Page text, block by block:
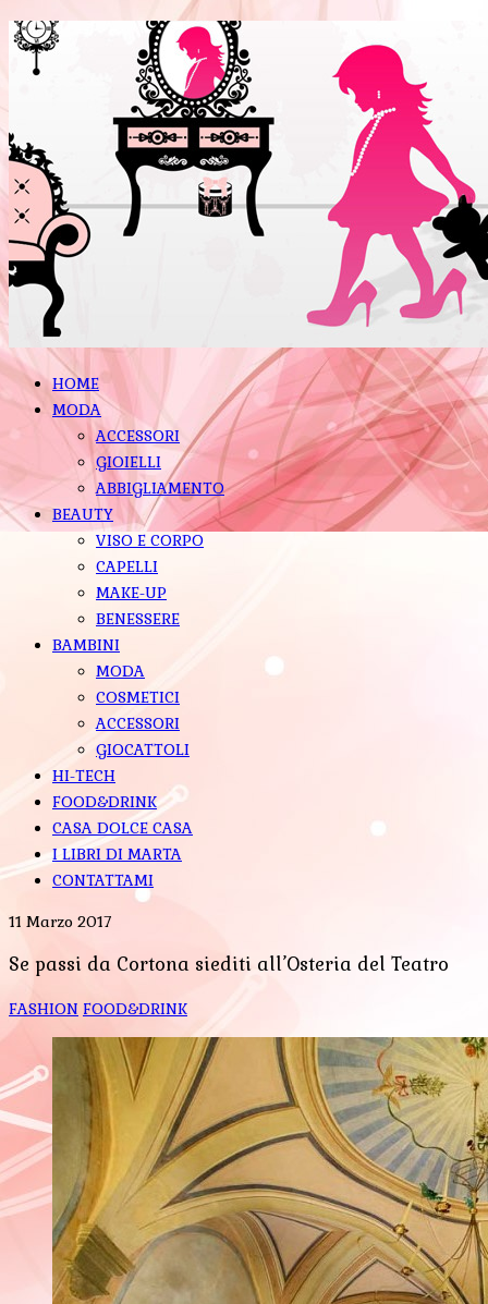
HOME
MODA
ACCESSORI
GIOIELLI
ABBIGLIAMENTO
BEAUTY
VISO E CORPO
CAPELLI
MAKE-UP
BENESSERE
BAMBINI
MODA
COSMETICI
ACCESSORI
GIOCATTOLI
HI-TECH
FOOD&DRINK
CASA DOLCE CASA
I LIBRI DI MARTA
CONTATTAMI
11 Marzo 2017
Se passi da Cortona siediti all’Osteria del Teatro
FASHION FOOD&DRINK